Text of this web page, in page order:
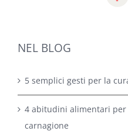
NEL BLOG
5 semplici gesti per la
4 abitudini alimentari
carnagione